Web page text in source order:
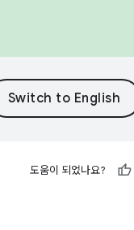
도움이 되었나요?